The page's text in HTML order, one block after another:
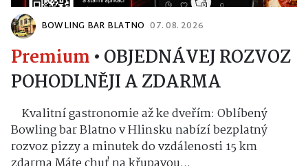
BOWLING BAR BLATNO 07. 08. 2026
Premium • OBJEDNÁVEJ ROZVOZ
POHODLNĚJI A ZDARMA
Kvalitní gastronomie až ke dveřím: Oblíbený
Bowling bar Blatno v Hlinsku nabízí bezplatný
rozvoz pizzy a minutek do vzdálenosti 15 km